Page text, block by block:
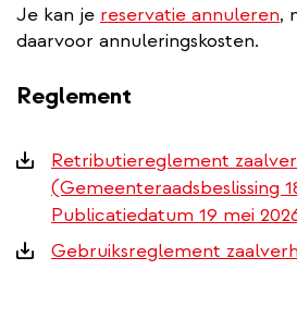
Je kan je reservatie annuleren,
daarvoor annuleringskosten.
Reglement
Downloads
Retributiereglement
(Gemeenteraadsbeslissing
Publicatiedatum 19 mei
Gebruiksreglement